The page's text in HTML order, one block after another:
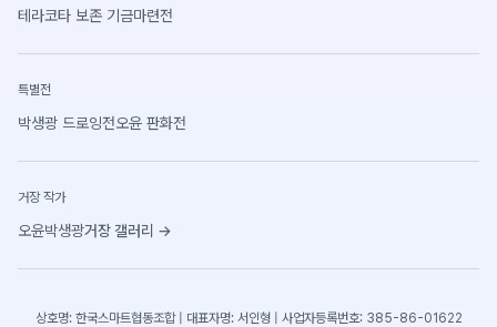
테라코타 보존 기금마련전
특별전
박생광 드로잉전오윤 판화전
거장 작가
오윤박생광거장 갤러리 →
상호명: 한국스마트협동조합 | 대표자명: 서인형 | 사업자등록번호: 385-86-01622